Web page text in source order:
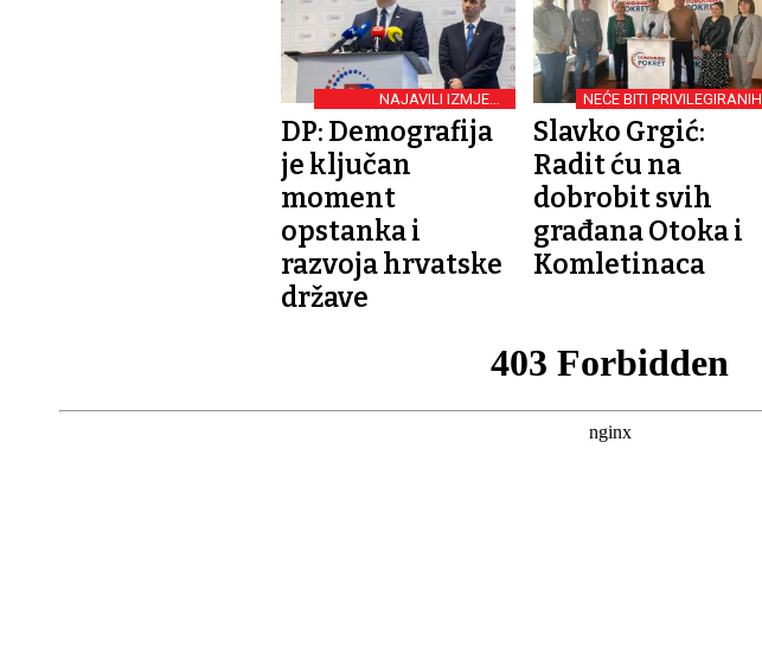
NAJAVILI IZMJENE
ZAKONA O RODILJNIM I
RODITELJSKIM
POTPORAMA
DP: Demografija
je ključan
moment
opstanka i
razvoja hrvatske
države
NEĆE BITI PRIVILEGIRANIH
Slavko Grgić:
Radit ću na
dobrobit svih
građana Otoka i
Komletinaca